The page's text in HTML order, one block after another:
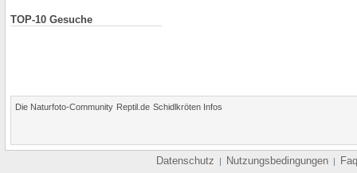
TOP-10 Gesuche
Die Naturfoto-Community Reptil.de Schidlkröten Infos
Datenschutz | Nutzungsbedingungen | Faq